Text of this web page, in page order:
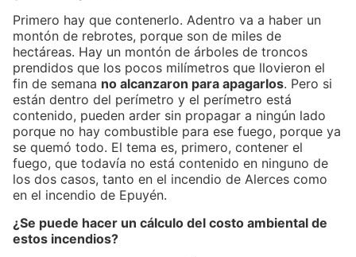
Primero hay que contenerlo. Adentro va a haber un
montón de rebrotes, porque son de miles de
hectáreas. Hay un montón de árboles de troncos
prendidos que los pocos milímetros que llovieron el
fin de semana no alcanzaron para apagarlos. Pero si
están dentro del perímetro y el perímetro está
contenido, pueden arder sin propagar a ningún lado
porque no hay combustible para ese fuego, porque ya
se quemó todo. El tema es, primero, contener el
fuego, que todavía no está contenido en ninguno de
los dos casos, tanto en el incendio de Alerces como
en el incendio de Epuyén.
¿Se puede hacer un cálculo del costo ambiental de
estos incendios?